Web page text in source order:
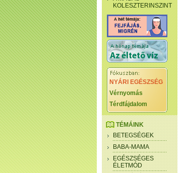
KOLESZTERINSZINT
NYÁRI EGÉSZSÉG
Vérnyomás
Térdfájdalom
TÉMÁINK
BETEGSÉGEK
BABA-MAMA
EGÉSZSÉGES
ÉLETMÓD